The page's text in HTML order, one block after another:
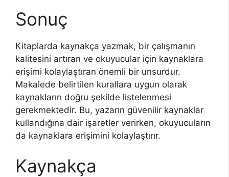
Sonuç
Kitaplarda kaynakça yazmak, bir çalışmanın
kalitesini artıran ve okuyucular için kaynaklara
erişimi kolaylaştıran önemli bir unsurdur.
Makalede belirtilen kurallara uygun olarak
kaynakların doğru şekilde listelenmesi
gerekmektedir. Bu, yazarın güvenilir kaynaklar
kullandığına dair işaretler verirken, okuyucuların
da kaynaklara erişimini kolaylaştırır.
Kaynakça